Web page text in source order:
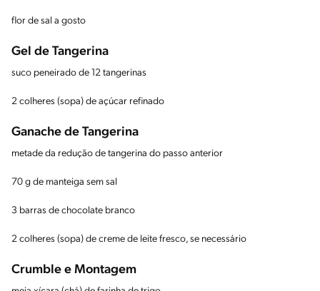
flor de sal a gosto
Gel de Tangerina
suco peneirado de 12 tangerinas
2 colheres (sopa) de açúcar refinado
Ganache de Tangerina
metade da redução de tangerina do passo anterior
70 g de manteiga sem sal
3 barras de chocolate branco
2 colheres (sopa) de creme de leite fresco, se necessário
Crumble e Montagem